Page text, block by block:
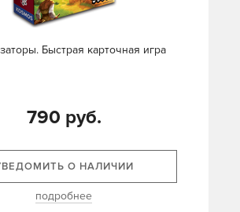
Быстрая карточная игра
790 руб.
О НАЛИЧИИ
подробнее